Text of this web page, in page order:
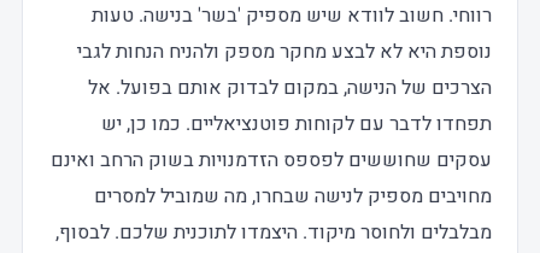
רווחי. חשוב לוודא שיש מספיק 'בשר' בנישה. טעות
נוספת היא לא לבצע מחקר מספק ולהניח הנחות לגבי
הצרכים של הנישה, במקום לבדוק אותם בפועל. אל
תפחדו לדבר עם לקוחות פוטנציאליים. כמו כן, יש
עסקים שחוששים לפספס הזדמנויות בשוק הרחב ואינם
מחויבים מספיק לנישה שבחרו, מה שמוביל למסרים
מבלבלים ולחוסר מיקוד. היצמדו לתוכנית שלכם. לבסוף,